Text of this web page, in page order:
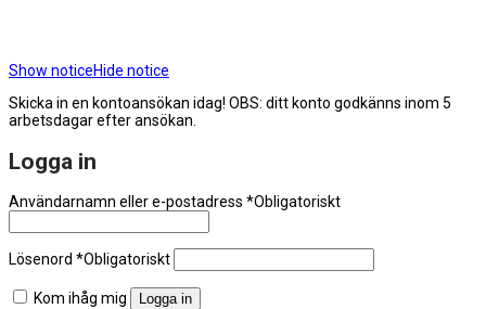
Show noticeHide notice
Skicka in en kontoansökan idag! OBS: ditt konto godkänns inom 5
arbetsdagar efter ansökan.
Logga in
Användarnamn eller e-postadress *Obligatoriskt
Lösenord *Obligatoriskt
Kom ihåg mig Logga in